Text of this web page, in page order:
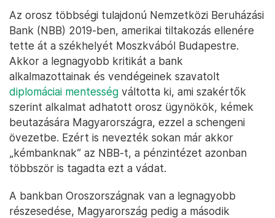
Az orosz többségi tulajdonú Nemzetközi Beruházási
Bank (NBB) 2019-ben, amerikai tiltakozás ellenére
tette át a székhelyét Moszkvából Budapestre.
Akkor a legnagyobb kritikát a bank
alkalmazottainak és vendégeinek szavatolt
diplomáciai mentesség váltotta ki, ami szakértők
szerint alkalmat adhatott orosz ügynökök, kémek
beutazására Magyarországra, ezzel a schengeni
övezetbe. Ezért is nevezték sokan már akkor
„kémbanknak” az NBB-t, a pénzintézet azonban
többször is tagadta ezt a vádat.
A bankban Oroszországnak van a legnagyobb
részesedése, Magyarország pedig a második